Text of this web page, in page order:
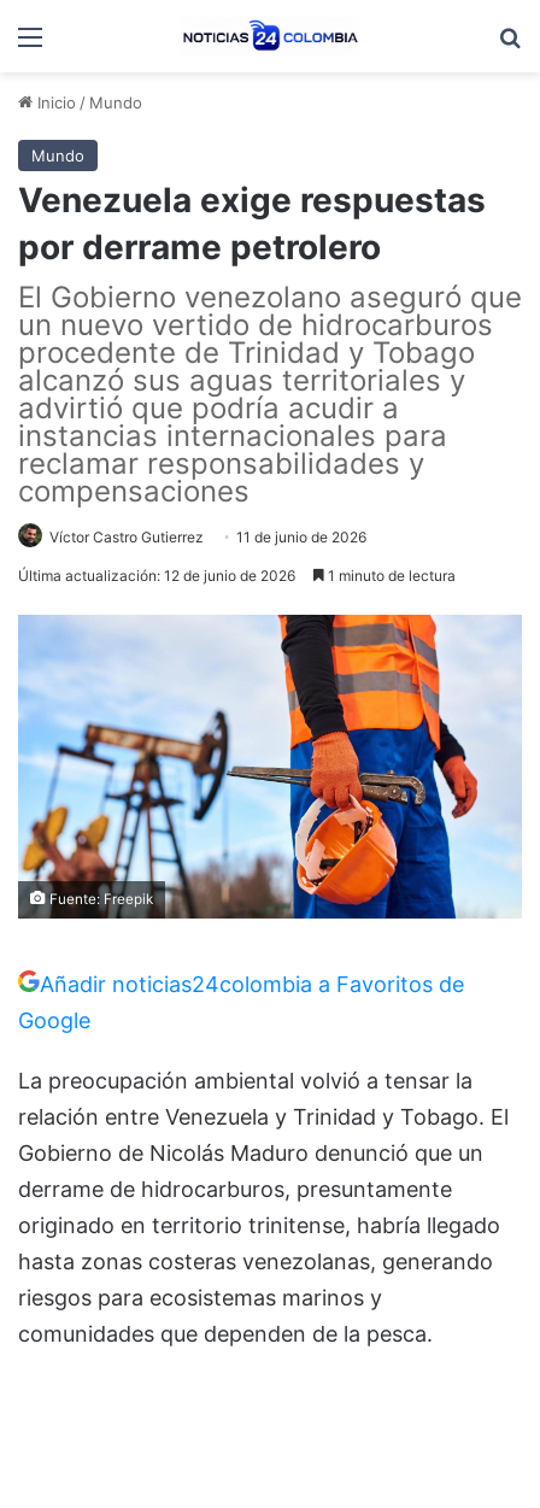
Menú
Inicio / Mundo
Mundo
Venezuela exige respuestas
por derrame petrolero
El Gobierno venezolano aseguró que
un nuevo vertido de hidrocarburos
procedente de Trinidad y Tobago
alcanzó sus aguas territoriales y
advirtió que podría acudir a
instancias internacionales para
reclamar responsabilidades y
compensaciones
Víctor Castro Gutierrez 11 de junio de 2026
Última actualización: 12 de junio de 2026 1 minuto de lectura
Fuente: Freepik
Añadir noticias24colombia a Favoritos de
Google
La preocupación ambiental volvió a tensar la
relación entre Venezuela y Trinidad y Tobago. El
Gobierno de Nicolás Maduro denunció que un
derrame de hidrocarburos, presuntamente
originado en territorio trinitense, habría llegado
hasta zonas costeras venezolanas, generando
riesgos para ecosistemas marinos y
comunidades que dependen de la pesca.